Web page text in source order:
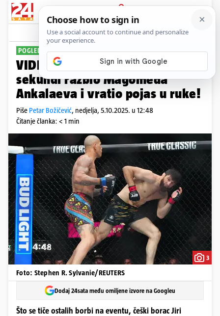
PRIJAVA
Sport Komentari
POGLEDAJTE NOKAUT
VIDEO Alex Pereira u svega 80
sekundi razbio Magomeda
Ankalaeva i vratio pojas u ruke!
Piše Petar Božičević, nedjelja, 5.10.2025. u 12:48
Čitanje članka: < 1 min
3
Foto: Stephen R. Sylvanie/REUTERS
Dodaj 24sata među omiljene izvore na Googleu
Što se tiče ostalih borbi na eventu, češki borac Jiri